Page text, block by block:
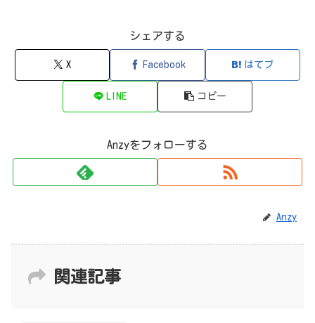
シェアする
X Facebook はてブ
LINE コピー
Anzyをフォローする
Anzy
関連記事